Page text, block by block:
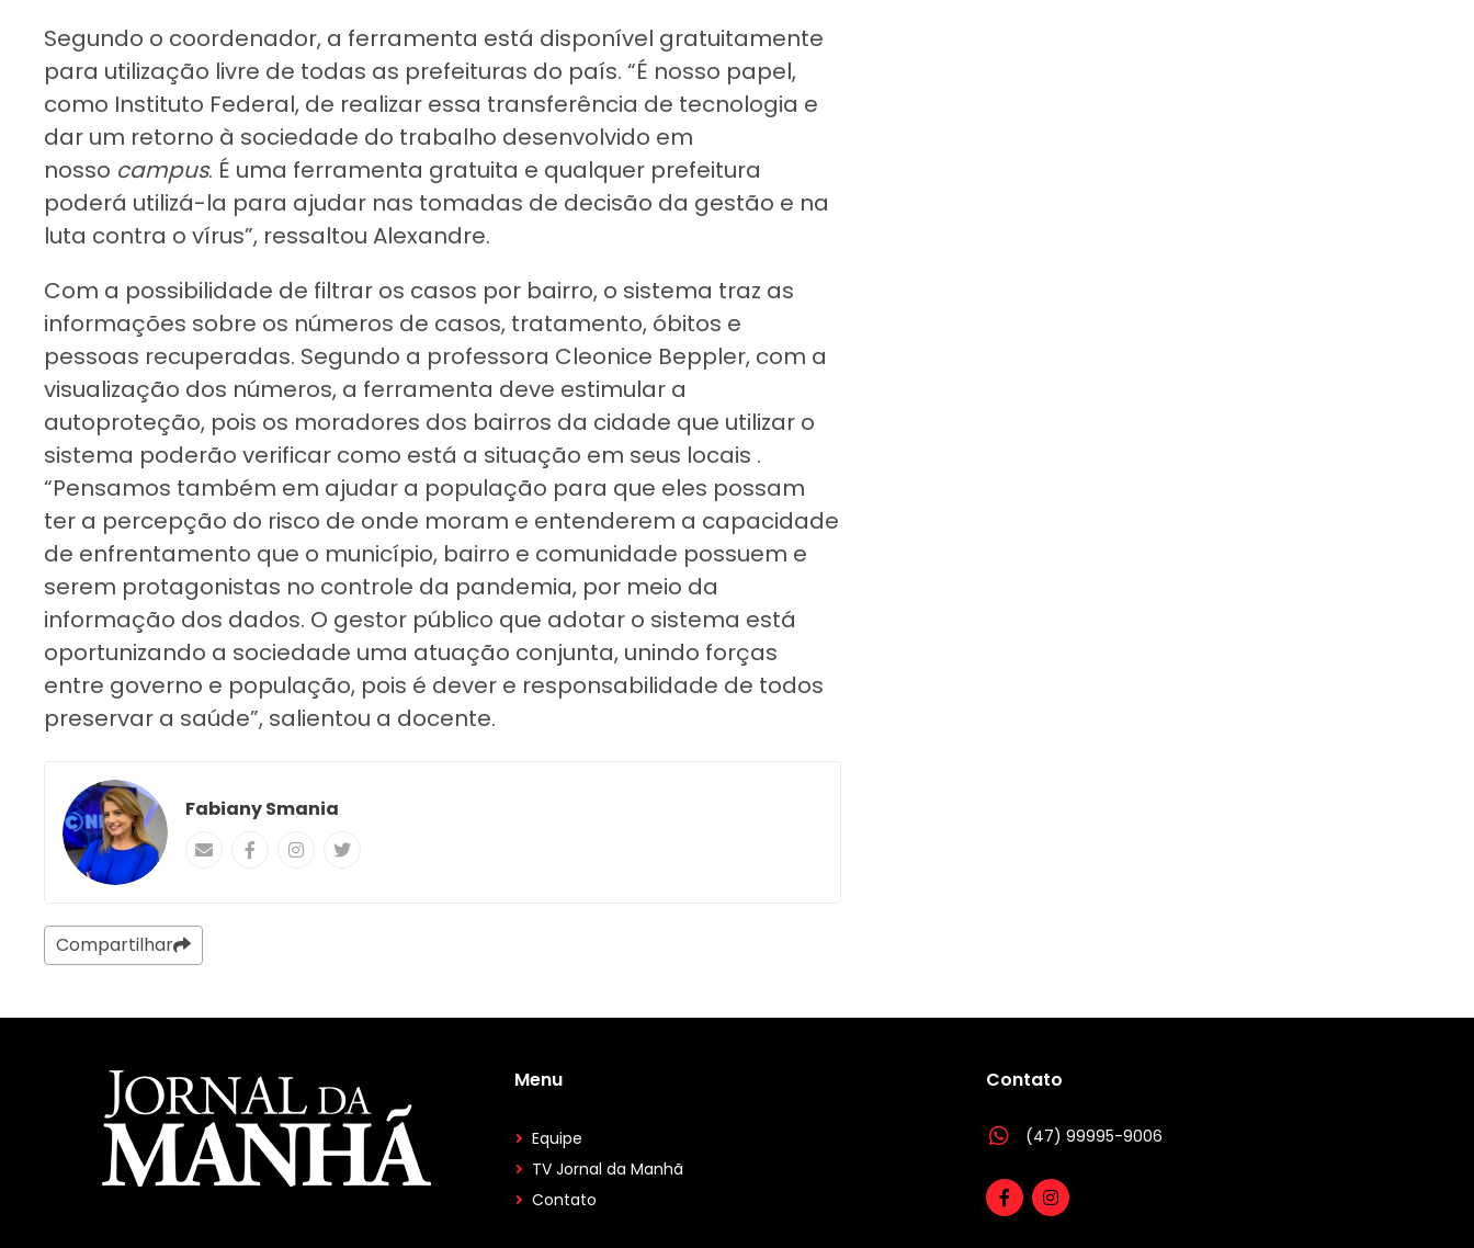
Segundo o coordenador, a ferramenta está disponível gratuitamente
para utilização livre de todas as prefeituras do país. “É nosso papel,
como Instituto Federal, de realizar essa transferência de tecnologia e
dar um retorno à sociedade do trabalho desenvolvido em
nosso campus. É uma ferramenta gratuita e qualquer prefeitura
poderá utilizá-la para ajudar nas tomadas de decisão da gestão e na
luta contra o vírus”, ressaltou Alexandre.
Com a possibilidade de filtrar os casos por bairro, o sistema traz as
informações sobre os números de casos, tratamento, óbitos e
pessoas recuperadas. Segundo a professora Cleonice Beppler, com a
visualização dos números, a ferramenta deve estimular a
autoproteção, pois os moradores dos bairros da cidade que utilizar o
sistema poderão verificar como está a situação em seus locais .
“Pensamos também em ajudar a população para que eles possam
ter a percepção do risco de onde moram e entenderem a capacidade
de enfrentamento que o município, bairro e comunidade possuem e
serem protagonistas no controle da pandemia, por meio da
informação dos dados. O gestor público que adotar o sistema está
oportunizando a sociedade uma atuação conjunta, unindo forças
entre governo e população, pois é dever e responsabilidade de todos
preservar a saúde”, salientou a docente.
Fabiany Smania
Compartilhar
Menu
Equipe
TV Jornal da Manhã
Contato
Contato
(47) 99995-9006